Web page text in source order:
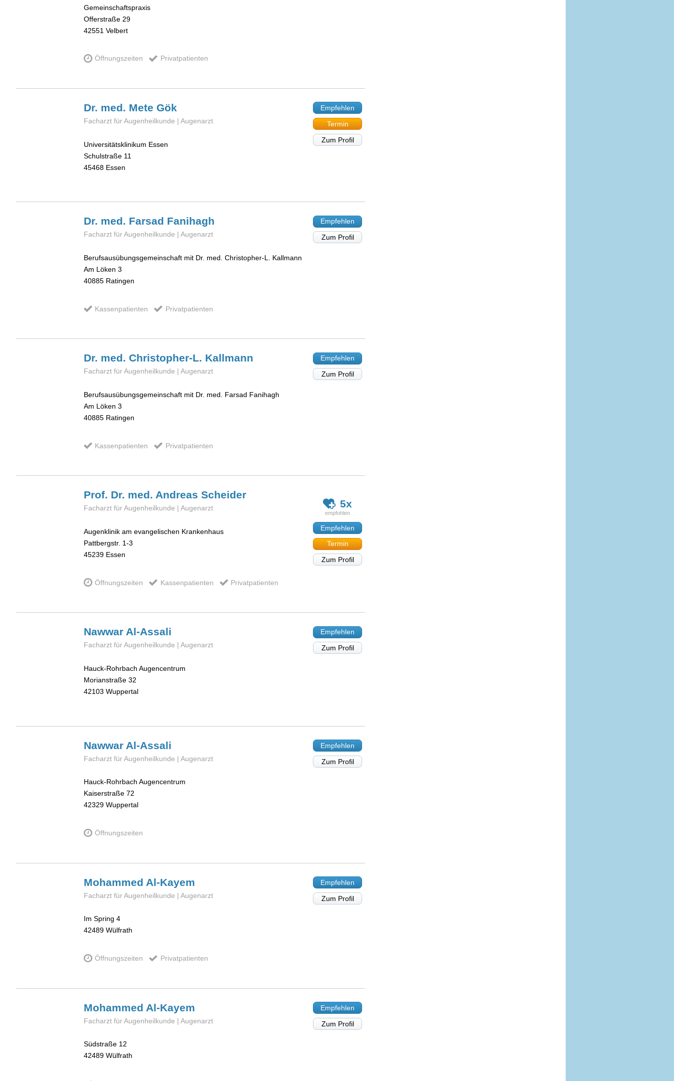
Gemeinschaftspraxis
Offerstraße 29
42551 Velbert
Öffnungszeiten Privatpatienten
Dr. med. Mete Gök
Facharzt für Augenheilkunde | Augenarzt
Universitätsklinikum Essen
Schulstraße 11
45468 Essen
Empfehlen
Termin
Zum Profil
Dr. med. Farsad Fanihagh
Facharzt für Augenheilkunde | Augenarzt
Berufsausübungsgemeinschaft mit Dr. med. Christopher-L. Kallmann
Am Löken 3
40885 Ratingen
Kassenpatienten Privatpatienten
Empfehlen
Zum Profil
Dr. med. Christopher-L. Kallmann
Facharzt für Augenheilkunde | Augenarzt
Berufsausübungsgemeinschaft mit Dr. med. Farsad Fanihagh
Am Löken 3
40885 Ratingen
Kassenpatienten Privatpatienten
Empfehlen
Zum Profil
Prof. Dr. med. Andreas Scheider
Facharzt für Augenheilkunde | Augenarzt
Augenklinik am evangelischen Krankenhaus
Pattbergstr. 1-3
45239 Essen
Öffnungszeiten Kassenpatienten Privatpatienten
5x
Empfehlen
Termin
Zum Profil
Nawwar Al-Assali
Facharzt für Augenheilkunde | Augenarzt
Hauck-Rohrbach Augencentrum
Morianstraße 32
42103 Wuppertal
Empfehlen
Zum Profil
Nawwar Al-Assali
Facharzt für Augenheilkunde | Augenarzt
Hauck-Rohrbach Augencentrum
Kaiserstraße 72
42329 Wuppertal
Öffnungszeiten
Empfehlen
Zum Profil
Mohammed Al-Kayem
Facharzt für Augenheilkunde | Augenarzt
Im Spring 4
42489 Wülfrath
Öffnungszeiten Privatpatienten
Empfehlen
Zum Profil
Mohammed Al-Kayem
Facharzt für Augenheilkunde | Augenarzt
Südstraße 12
42489 Wülfrath
Empfehlen
Zum Profil